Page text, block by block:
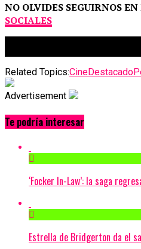
NO OLVIDES SEGUIRNOS
SOCIALES
Related Topics:CineDestacado
Advertisement
Te podría interesar
‘Focker In-Law’: la saga
Estrella de Bridgerton da el